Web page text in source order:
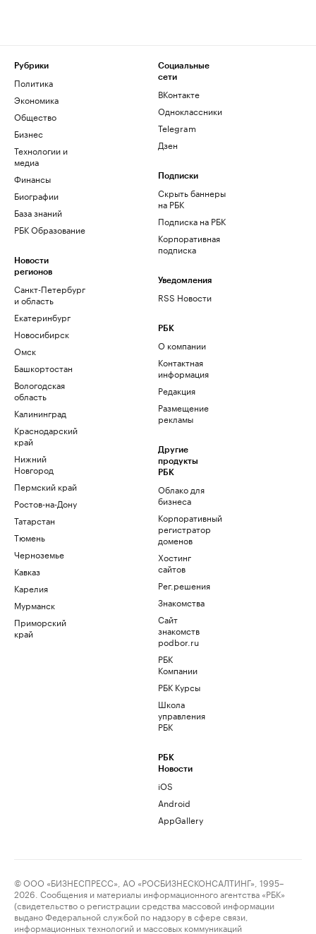
Рубрики
Политика
Экономика
Общество
Бизнес
Технологии и
медиа
Финансы
Биографии
База знаний
РБК Образование
Новости
регионов
Санкт-Петербург
и область
Екатеринбург
Новосибирск
Омск
Башкортостан
Вологодская
область
Калининград
Краснодарский
край
Нижний
Новгород
Пермский край
Ростов-на-Дону
Татарстан
Тюмень
Черноземье
Кавказ
Карелия
Мурманск
Приморский
край
Социальные
сети
ВКонтакте
Одноклассники
Telegram
Дзен
Подписки
Скрыть баннеры
на РБК
Подписка на РБК
Корпоративная
подписка
Уведомления
RSS Новости
РБК
О компании
Контактная
информация
Редакция
Размещение
рекламы
Другие
продукты
РБК
Облако для
бизнеса
Корпоративный
регистратор
доменов
Хостинг
сайтов
Рег.решения
Знакомства
Сайт
знакомств
podbor.ru
РБК
Компании
РБК Курсы
Школа
управления
РБК
РБК
Новости
iOS
Android
AppGallery
© ООО «БИЗНЕСПРЕСС», АО «РОСБИЗНЕСКОНСАЛТИНГ», 1995–
2026. Сообщения и материалы информационного агентства «РБК»
(свидетельство о регистрации средства массовой информации
выдано Федеральной службой по надзору в сфере связи,
информационных технологий и массовых коммуникаций